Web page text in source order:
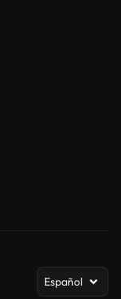
Español